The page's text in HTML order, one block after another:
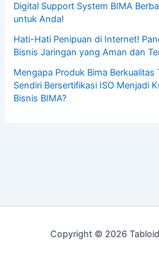
Digital Support System BIMA
untuk Anda!
Hati-Hati Penipuan di Internet!
Bisnis Jaringan yang Aman dan
Mengapa Produk Bima Berkualitas
Sendiri Bersertifikasi ISO Menjadi
Bisnis BIMA?
Copyright © 2026